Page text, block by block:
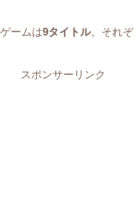
ームは9タイトル。それ
スポンサーリンク